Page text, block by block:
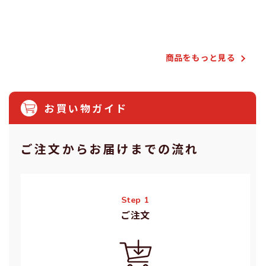
商品をもっと⾒る
お買い物ガイド
ご注⽂からお届けまでの流れ
Step 1
ご注⽂